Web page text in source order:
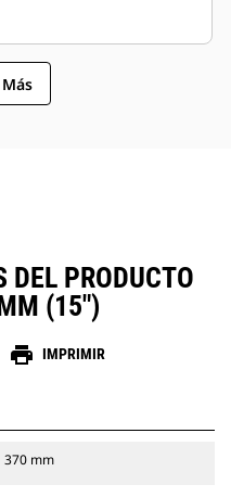
DEL PRODUCTO
(15")
print IMPRIMIR
370 mm